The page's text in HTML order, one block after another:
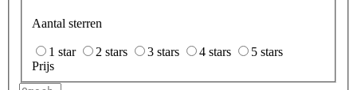
Aantal sterren
1 star 2 stars 3 stars 4 stars
5 stars
Prijs